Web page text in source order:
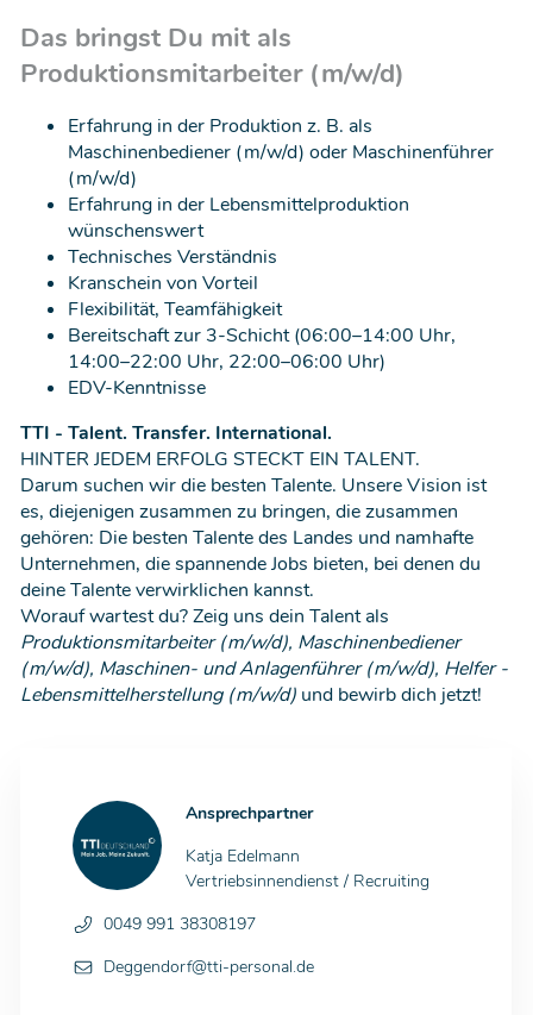
Ansprechpartner
Katja Edelmann
Vertriebsinnendienst / Recruiting
0049 991 38308197
Deggendorf@tti-personal.de
Das bringst Du mit als
Produktionsmitarbeiter (m/w/d)
Erfahrung in der Produktion z. B. als
Maschinenbediener (m/w/d) oder Maschinenführer
(m/w/d)
Erfahrung in der Lebensmittelproduktion
wünschenswert
Technisches Verständnis
Kranschein von Vorteil
Flexibilität, Teamfähigkeit
Bereitschaft zur 3-Schicht (06:00–14:00 Uhr,
14:00–22:00 Uhr, 22:00–06:00 Uhr)
EDV-Kenntnisse
TTI - Talent. Transfer. International.
HINTER JEDEM ERFOLG STECKT EIN TALENT.
Darum suchen wir die besten Talente. Unsere Vision ist
es, diejenigen zusammen zu bringen, die zusammen
gehören: Die besten Talente des Landes und namhafte
Unternehmen, die spannende Jobs bieten, bei denen du
deine Talente verwirklichen kannst.
Worauf wartest du? Zeig uns dein Talent als
Produktionsmitarbeiter (m/w/d), Maschinenbediener
(m/w/d), Maschinen- und Anlagenführer (m/w/d), Helfer -
Lebensmittelherstellung (m/w/d) und bewirb dich jetzt!